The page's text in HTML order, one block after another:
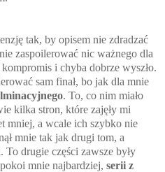
tak, by opisem nie zdradzać
zaspoilerować nic ważnego dla
i chyba dobrze wyszło.
sam finał, bo jak dla mnie
. To, co nim miało
kilka stron, które zajęły mi
mniej, a wcale ich szybko nie
mnie tak jak drugi tom, a
drugie części zawsze były
mnie najbardziej, serii z